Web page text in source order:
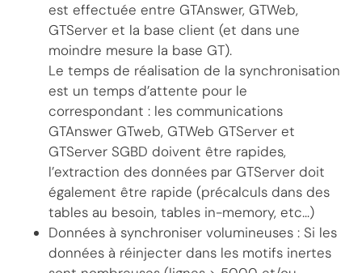
est effectuée entre GTAnswer, GTWeb,
GTServer et la base client (et dans une
moindre mesure la base GT).
Le temps de réalisation de la synchronisation
est un temps d’attente pour le
correspondant : les communications
GTAnswer GTweb, GTWeb GTServer et
GTServer SGBD doivent être rapides,
l’extraction des données par GTServer doit
également être rapide (précalculs dans des
tables au besoin, tables in-memory, etc…)
Données à synchroniser volumineuses : Si les
données à réinjecter dans les motifs inertes